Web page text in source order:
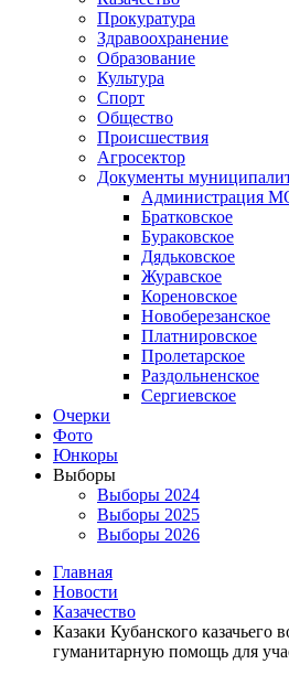
Прокуратура
Здравоохранение
Образование
Культура
Спорт
Общество
Происшествия
Агросектор
Документы
Администрация
Братковское
Бураковское
Дядьковское
Журавское
Кореновское
Новоберезанское
Платнировское
Пролетарское
Раздольненское
Сергиевское
Очерки
Фото
Юнкоры
Выборы
Выборы 2024
Выборы 2025
Выборы 2026
Главная
Новости
Казачество
Казаки Кубанского казачьего
гуманитарную помощь для